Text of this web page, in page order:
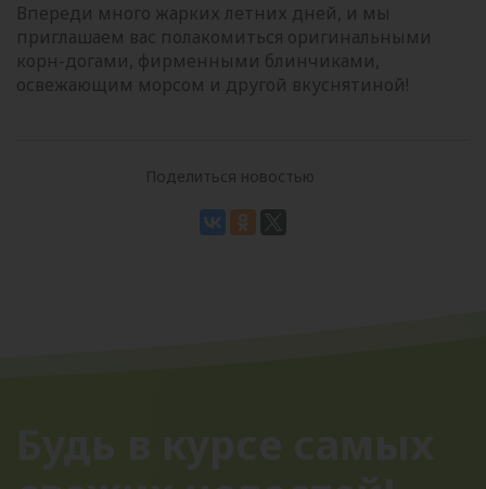
Впереди много жарких летних дней, и мы
приглашаем вас полакомиться оригинальными
корн-догами, фирменными блинчиками,
освежающим морсом и другой вкуснятиной!
Поделиться новостью